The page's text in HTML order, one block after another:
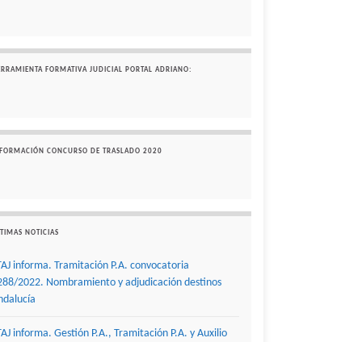
FORMATIVA JUDICIAL PORTAL ADRIANO:
CONCURSO DE TRASLADO 2020
NOTICIAS
informa. Tramitación P.A. convocatoria
2022. Nombramiento y adjudicación destinos
informa. Gestión P.A., Tramitación P.A. y Auxilio